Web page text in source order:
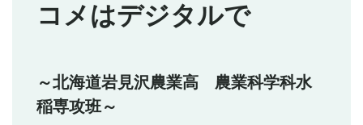
コメはデジタルで
～北海道岩見沢農業高 農業科学科水
稲専攻班～